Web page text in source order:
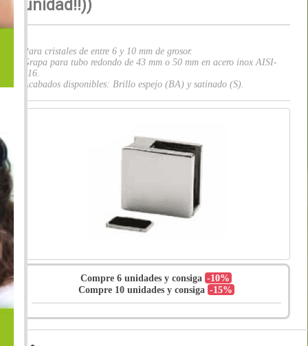
unidad!!))
Para cristales de entre 6 y 10 mm de grosor.
Grapa para tubo redondo de 43 mm o 50 mm en acero inox AISI-
316.
Acabados disponibles: Brillo espejo (BA) y satinado (S).
Compre 6 unidades y consiga-10%
Compre 10 unidades y consiga -15%